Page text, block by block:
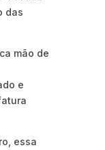
das
mão de
e
essa